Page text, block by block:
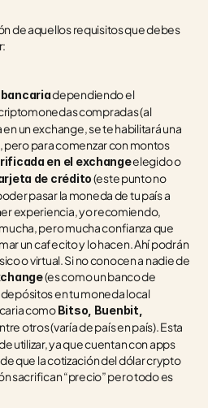
de aquellos requisitos que debes
dependiendo el
compradas (al
un exchange, se te habilitará una
pero para comenzar con montos
en el exchange elegido o
de crédito (este punto no
pasar la moneda de tu país a
experiencia, yo recomiendo,
pero mucha confianza que
un cafecito y lo hacen. Ahí podrán
o virtual. Si no conocen a nadie de
(es como un banco de
en tu moneda local
como Bitso, Buenbit,
otros (varía de país en país). Esta
utilizar, ya que cuentan con apps
que la cotización del dólar crypto
sacrifican “precio” pero todo es